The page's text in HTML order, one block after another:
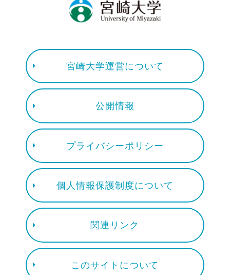
宮崎大学運営について
公開情報
プライバシーポリシー
個人情報保護制度について
関連リンク
このサイトについて